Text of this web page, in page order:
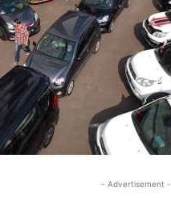
- Advertisement -